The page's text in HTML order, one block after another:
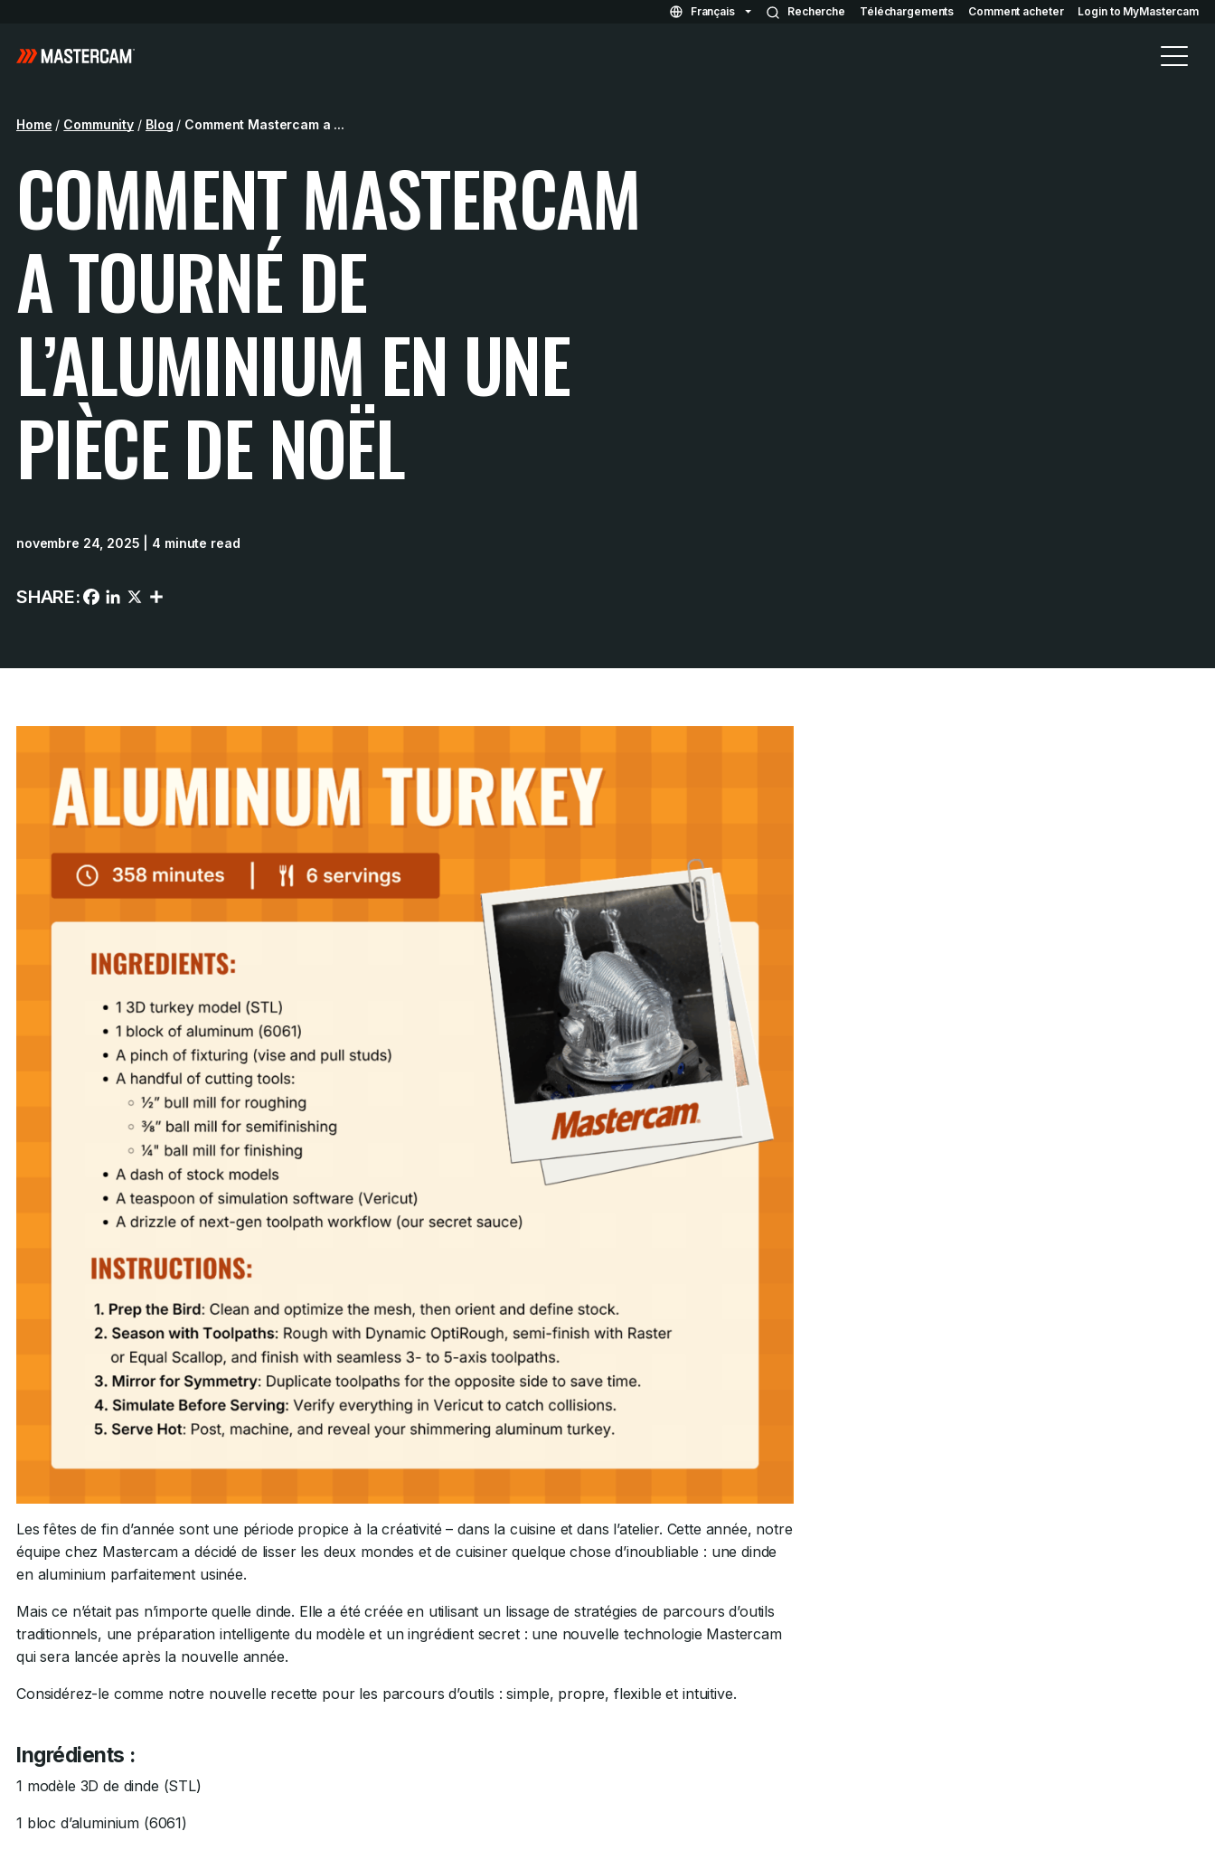
Français Recherche Téléchargements Comment acheter Login to MyMastercam
Home / Community / Blog / Comment Mastercam a ...
COMMENT MASTERCAM
A TOURNÉ DE
L’ALUMINIUM EN UNE
PIÈCE DE NOËL
novembre 24, 2025 | 4 minute read
SHARE:
Les fêtes de fin d’année sont une période propice à la créativité – dans la cuisine et dans l’atelier. Cette année, notre
équipe chez Mastercam a décidé de lisser les deux mondes et de cuisiner quelque chose d’inoubliable : une dinde
en aluminium parfaitement usinée.
Mais ce n’était pas n’importe quelle dinde. Elle a été créée en utilisant un lissage de stratégies de parcours d’outils
traditionnels, une préparation intelligente du modèle et un ingrédient secret : une nouvelle technologie Mastercam
qui sera lancée après la nouvelle année.
Considérez-le comme notre nouvelle recette pour les parcours d’outils : simple, propre, flexible et intuitive.
Ingrédients :
1 modèle 3D de dinde (STL)
1 bloc d’aluminium (6061)